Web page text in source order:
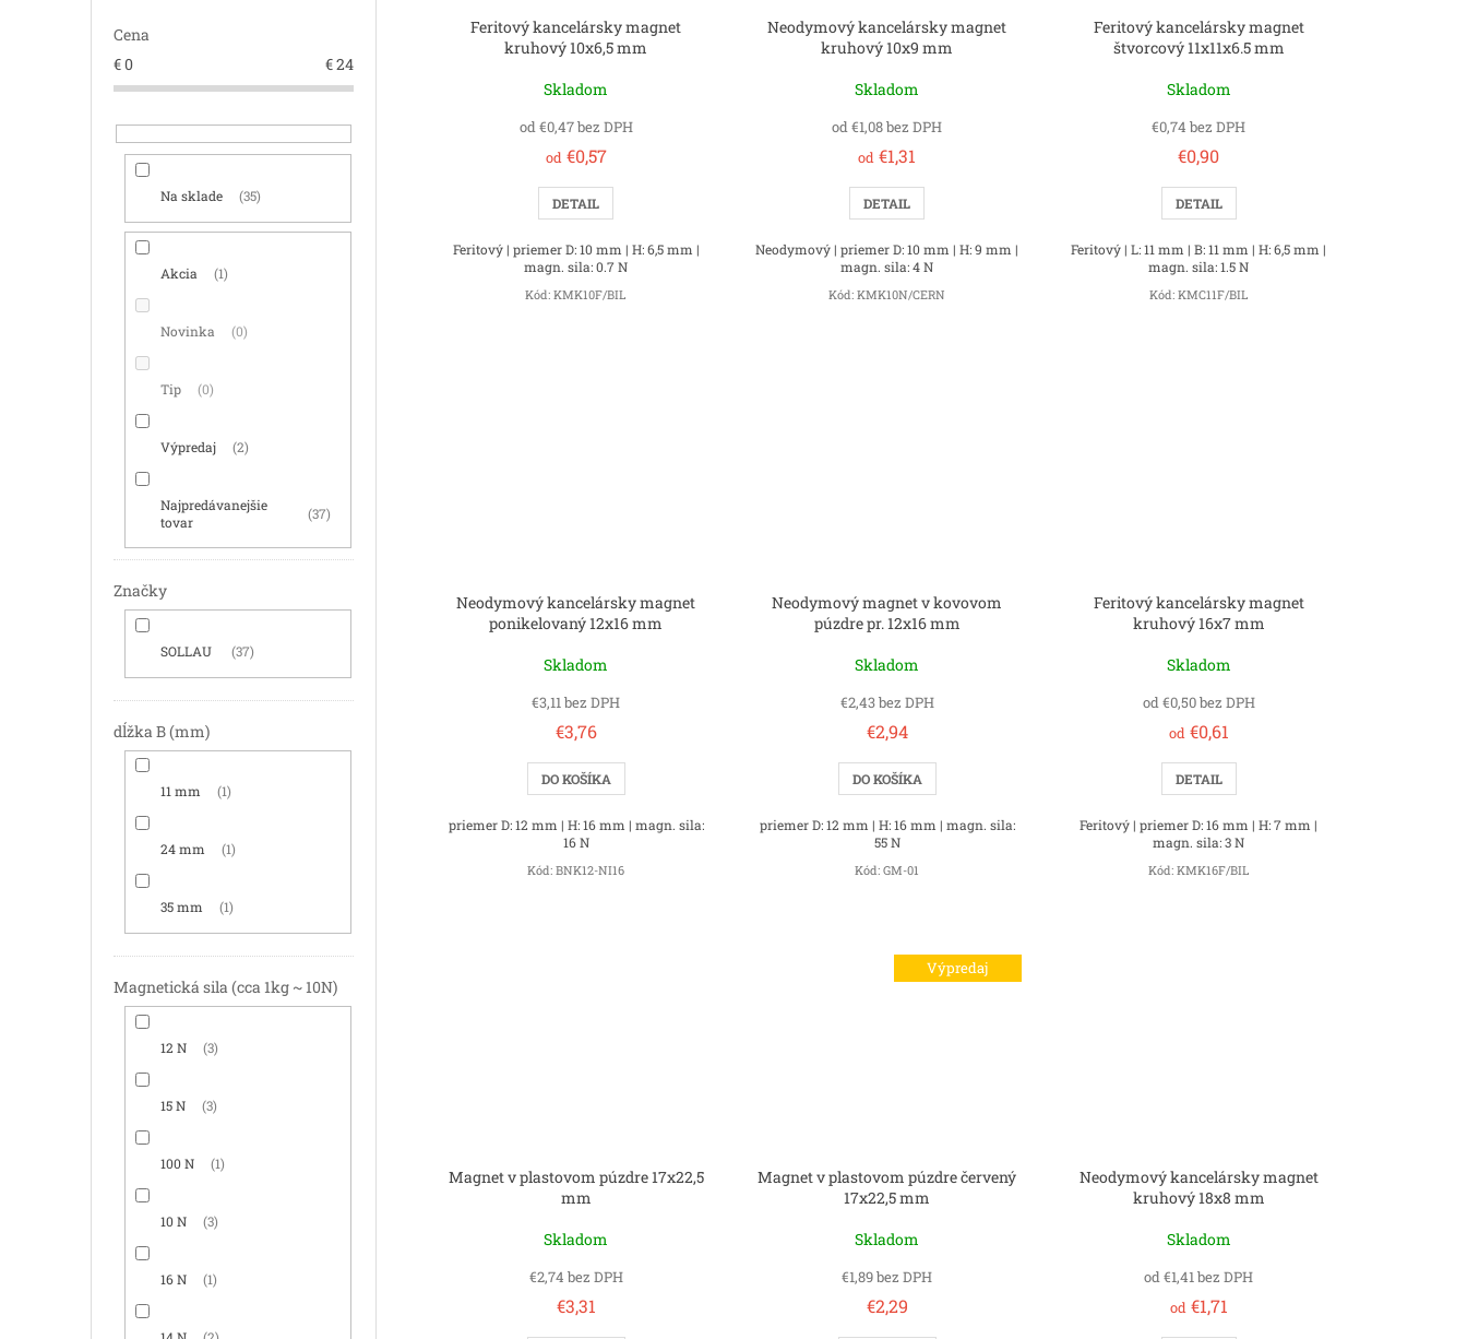
Cena
€0 €24
Na sklade 35
Akcia 1
Novinka 0
Tip 0
Výpredaj 2
Najpredávanejšie
tovar
37
Značky
SOLLAU 37
dĺžka B (mm)
11 mm 1
24 mm 1
35 mm 1
Magnetická sila (cca 1kg ~ 10N)
12 N 3
15 N 3
100 N 1
10 N 3
16 N 1
Feritový kancelársky magnet
kruhový 10x6,5 mm
Skladom
od €0,47 bez DPH
od€0,57
DETAIL
Feritový | priemer D: 10 mm | H: 6,5 mm |
magn. sila: 0.7 N
Kód:KMK10F/BIL
Neodymový kancelársky magnet
kruhový 10x9 mm
Skladom
od €1,08 bez DPH
od €1,31
DETAIL
Neodymový | priemer D: 10 mm | H: 9 mm |
magn. sila: 4 N
Kód:KMK10N/CERN
Feritový kancelársky magnet
štvorcový 11x11x6.5 mm
Skladom
€0,74 bez DPH
€0,90
DETAIL
Feritový | L: 11 mm | B: 11 mm | H: 6,5 mm |
magn. sila: 1.5 N
Kód: KMC11F/BIL
Neodymový kancelársky magnet
ponikelovaný 12x16 mm
Skladom
€3,11 bez DPH
€3,76
DO KOŠÍKA
priemer D: 12 mm | H: 16 mm | magn. sila:
16 N
Kód:BNK12-NI16
Neodymový magnet v kovovom
púzdre pr. 12x16 mm
Skladom
€2,43 bez DPH
€2,94
DO KOŠÍKA
priemer D: 12 mm | H: 16 mm | magn. sila:
55 N
Kód:GM-01
Feritový kancelársky magnet
kruhový 16x7 mm
Skladom
od €0,50 bez DPH
od €0,61
DETAIL
Feritový | priemer D: 16 mm | H: 7 mm |
magn. sila: 3 N
Kód: KMK16F/BIL
Magnet v plastovom púzdre 17x22,5
mm
Skladom
€2,74 bez DPH
€3,31
Výpredaj
Magnet v plastovom púzdre červený
17x22,5 mm
Skladom
€1,89 bez DPH
€2,29
Neodymový kancelársky magnet
kruhový 18x8 mm
Skladom
od €1,41 bez DPH
od €1,71